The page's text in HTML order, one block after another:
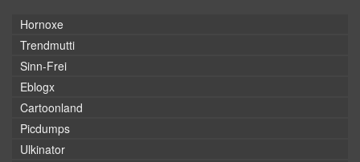
Hornoxe
Trendmutti
Sinn-Frei
Eblogx
Cartoonland
Picdumps
Ulkinator